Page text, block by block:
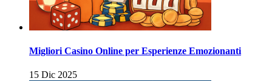
Migliori Casino Online per Esperienze Emozionanti
15 Dic 2025